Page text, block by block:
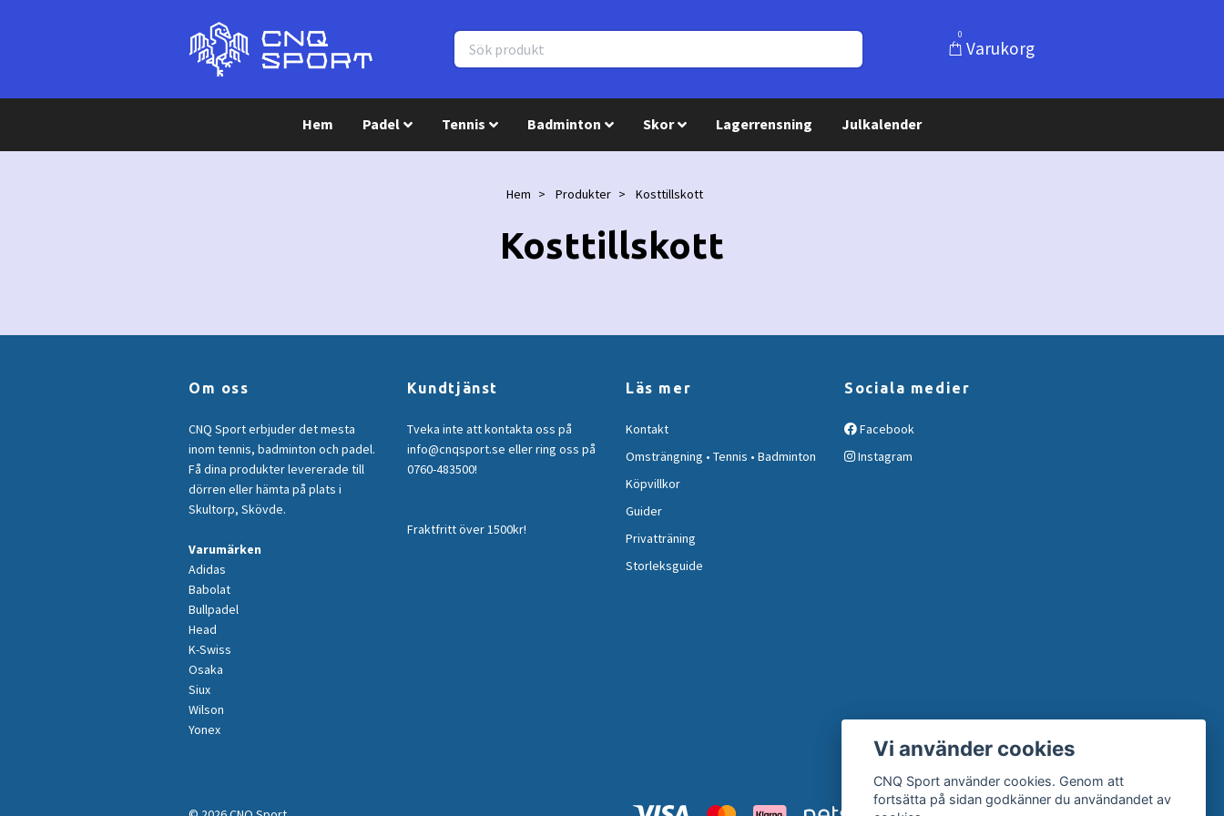
0
Varukorg
Hem Padel Tennis Badminton Skor Lagerrensning Julkalender
Hem Produkter Kosttillskott
Kosttillskott
Om oss
CNQ Sport erbjuder det mesta
inom tennis, badminton och padel.
Få dina produkter levererade till
dörren eller hämta på plats i
Skultorp, Skövde.
Varumärken
Adidas
Babolat
Bullpadel
Head
K-Swiss
Osaka
Siux
Wilson
Yonex
Kundtjänst
Tveka inte att kontakta oss på
info@cnqsport.se eller ring oss på
0760-483500!
Fraktfritt över 1500kr!
Läs mer
Kontakt
Omsträngning • Tennis • Badminton
Köpvillkor
Guider
Privatträning
Storleksguide
Sociala medier
Facebook
Instagram
Vi använder cookies
CNQ Sport använder cookies. Genom att
fortsätta på sidan godkänner du användandet av